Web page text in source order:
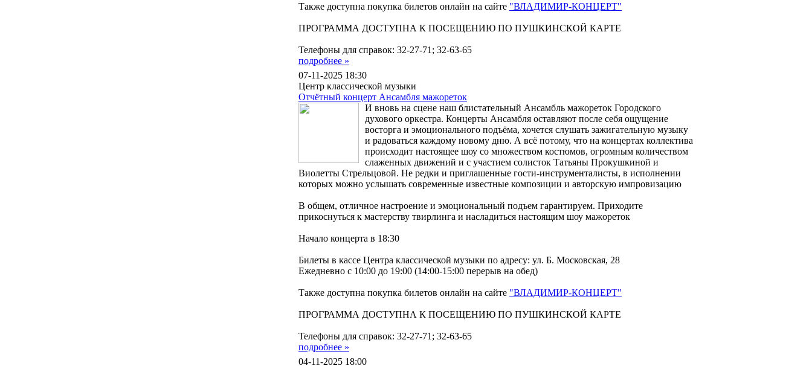
Также доступна покупка билетов онлайн на сайте "ВЛАДИМИР-КОНЦЕРТ"
ПРОГРАММА ДОСТУПНА К ПОСЕЩЕНИЮ ПО ПУШКИНСКОЙ КАРТЕ
Телефоны для справок: 32-27-71; 32-63-65
подробнее »
07-11-2025 18:30
Центр классической музыки
Отчётный концерт Ансамбля мажореток
И вновь на сцене наш блистательный Ансамбль мажореток Городского
духового оркестра. Концерты Ансамбля оставляют после себя ощущение
восторга и эмоционального подъёма, хочется слушать зажигательную музыку
и радоваться каждому новому дню. А всё потому, что на концертах коллектива
происходит настоящее шоу со множеством костюмов, огромным количеством
слаженных движений и с участием солисток Татьяны Прокушкиной и
Виолетты Стрельцовой. Не редки и приглашенные гости-инструменталисты, в исполнении
которых можно услышать современные известные композиции и авторскую импровизацию
В общем, отличное настроение и эмоциональный подъем гарантируем. Приходите
прикоснуться к мастерству твирлинга и насладиться настоящим шоу мажореток
Начало концерта в 18:30
Билеты в кассе Центра классической музыки по адресу: ул. Б. Московская, 28
Ежедневно с 10:00 до 19:00 (14:00-15:00 перерыв на обед)
Также доступна покупка билетов онлайн на сайте "ВЛАДИМИР-КОНЦЕРТ"
ПРОГРАММА ДОСТУПНА К ПОСЕЩЕНИЮ ПО ПУШКИНСКОЙ КАРТЕ
Телефоны для справок: 32-27-71; 32-63-65
подробнее »
04-11-2025 18:00